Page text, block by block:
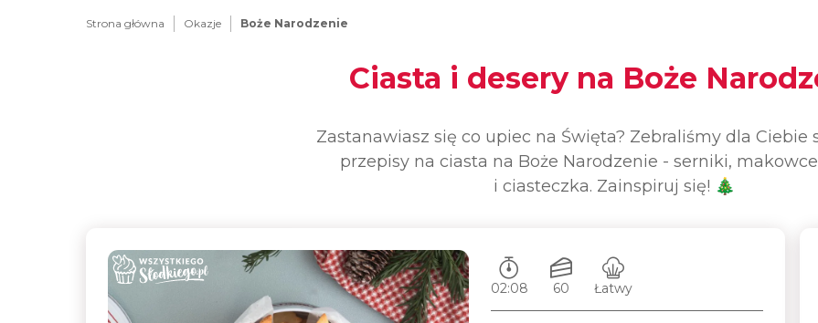
Strona główna Okazje Boże Narodzenie
Ciasta i desery na Boże
Zastanawiasz się co upiec na Święta? Zebraliśmy dla Ciebie
przepisy na ciasta na Boże Narodzenie - serniki,
i ciasteczka. Zainspiruj się! 🎄
Czas przygotowywania:
02:08
Ilość porcji:
60
Poziom trudności:
Łatwy